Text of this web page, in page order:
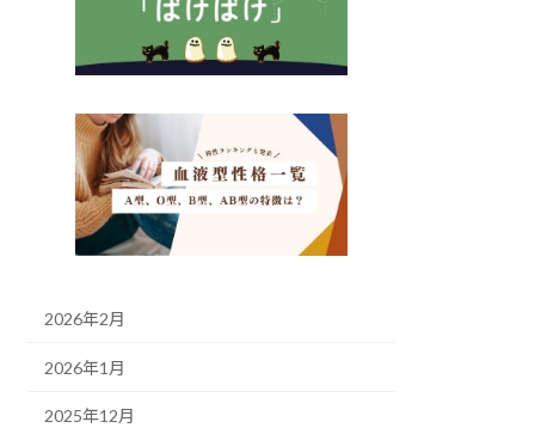
2026年2月
2026年1月
2025年12月